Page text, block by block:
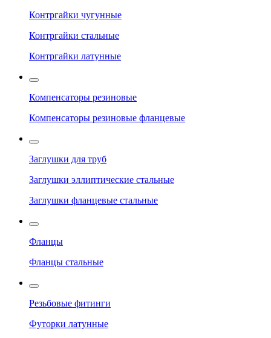
Контргайки чугунные
Контргайки стальные
Контргайки латунные
Компенсаторы резиновые
Компенсаторы резиновые фланцевые
Заглушки для труб
Заглушки эллиптические стальные
Заглушки фланцевые стальные
Фланцы
Фланцы стальные
Резьбовые фитинги
Футорки латунные